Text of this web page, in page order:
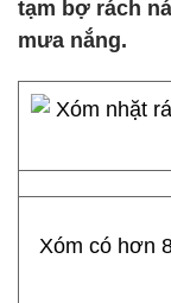
tạm bợ rách
mưa nắng.
Xóm có hơn